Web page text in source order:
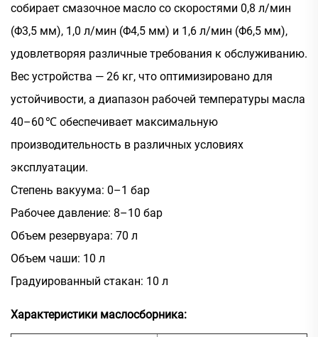
собирает смазочное масло со скоростями 0,8 л/мин
(Φ3,5 мм), 1,0 л/мин (Φ4,5 мм) и 1,6 л/мин (Φ6,5 мм),
удовлетворяя различные требования к обслуживанию.
Вес устройства — 26 кг, что оптимизировано для
устойчивости, а диапазон рабочей температуры масла
40–60 ℃ обеспечивает максимальную
производительность в различных условиях
эксплуатации.
Степень вакуума: 0–1 бар
Рабочее давление: 8–10 бар
Объем резервуара: 70 л
Объем чаши: 10 л
Градуированный стакан: 10 л
Характеристики маслосборника: